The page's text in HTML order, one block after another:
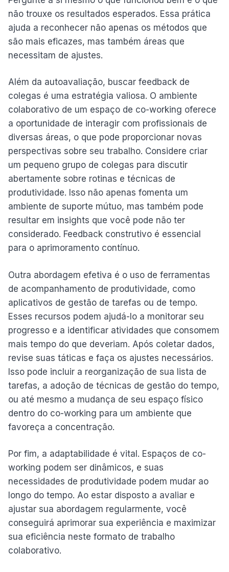
não trouxe os resultados esperados. Essa prática
ajuda a reconhecer não apenas os métodos que
são mais eficazes, mas também áreas que
necessitam de ajustes.
Além da autoavaliação, buscar feedback de
colegas é uma estratégia valiosa. O ambiente
colaborativo de um espaço de co-working oferece
a oportunidade de interagir com profissionais de
diversas áreas, o que pode proporcionar novas
perspectivas sobre seu trabalho. Considere criar
um pequeno grupo de colegas para discutir
abertamente sobre rotinas e técnicas de
produtividade. Isso não apenas fomenta um
ambiente de suporte mútuo, mas também pode
resultar em insights que você pode não ter
considerado. Feedback construtivo é essencial
para o aprimoramento contínuo.
Outra abordagem efetiva é o uso de ferramentas
de acompanhamento de produtividade, como
aplicativos de gestão de tarefas ou de tempo.
Esses recursos podem ajudá-lo a monitorar seu
progresso e a identificar atividades que consomem
mais tempo do que deveriam. Após coletar dados,
revise suas táticas e faça os ajustes necessários.
Isso pode incluir a reorganização de sua lista de
tarefas, a adoção de técnicas de gestão do tempo,
ou até mesmo a mudança de seu espaço físico
dentro do co-working para um ambiente que
favoreça a concentração.
Por fim, a adaptabilidade é vital. Espaços de co-
working podem ser dinâmicos, e suas
necessidades de produtividade podem mudar ao
longo do tempo. Ao estar disposto a avaliar e
ajustar sua abordagem regularmente, você
conseguirá aprimorar sua experiência e maximizar
sua eficiência neste formato de trabalho
colaborativo.